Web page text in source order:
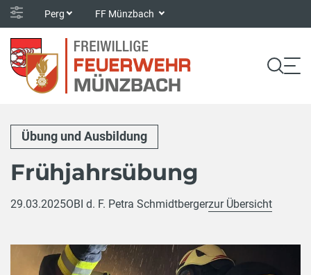
Perg FF Münzbach
Übung und Ausbildung
Frühjahrsübung
29.03.2025OBI d. F. Petra Schmidtbergerzur Übersicht